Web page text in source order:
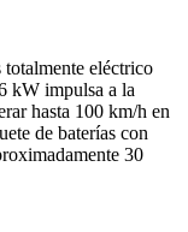
totalmente eléctrico
kW impulsa a la
hasta 100 km/h en
de baterías con
30